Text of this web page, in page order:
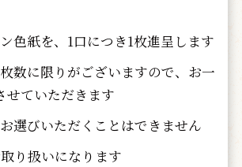
色紙を、1口につき1枚進呈します
数に限りがございますので、お一
せていただきます
選びいただくことはできません
り扱いになります